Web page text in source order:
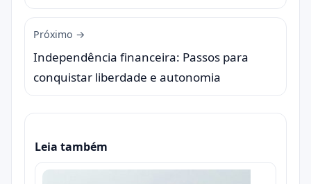
Próximo →
Independência financeira: Passos para
conquistar liberdade e autonomia
Leia também